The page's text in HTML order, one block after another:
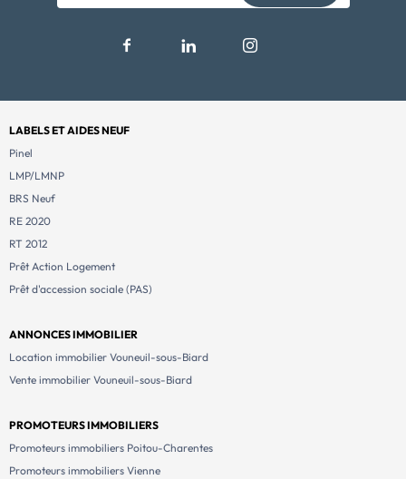
LABELS ET AIDES NEUF
Pinel
LMP/LMNP
BRS Neuf
RE 2020
RT 2012
Prêt Action Logement
Prêt d'accession sociale (PAS)
ANNONCES IMMOBILIER
Location immobilier Vouneuil-sous-Biard
Vente immobilier Vouneuil-sous-Biard
PROMOTEURS IMMOBILIERS
Promoteurs immobiliers Poitou-Charentes
Promoteurs immobiliers Vienne